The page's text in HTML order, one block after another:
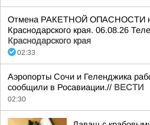
Отмена РАКЕТНОЙ ОПАСНОСТИ
Краснодарского края. 06.08.26
Краснодарского края
02:33
Аэропорты Сочи и Геленджика
сообщили в Росавиации.// ВЕСТИ
02:30